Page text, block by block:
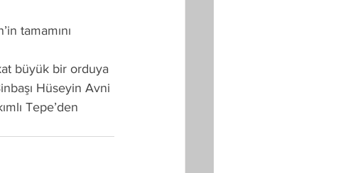
tamamını
büyük bir orduya
Hüseyin Avni
Tepe’den